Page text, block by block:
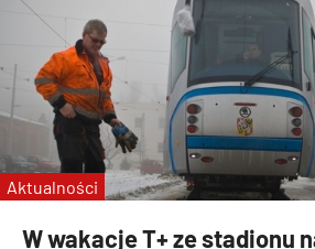
W wakacje T+ ze stadionu
Aktualności